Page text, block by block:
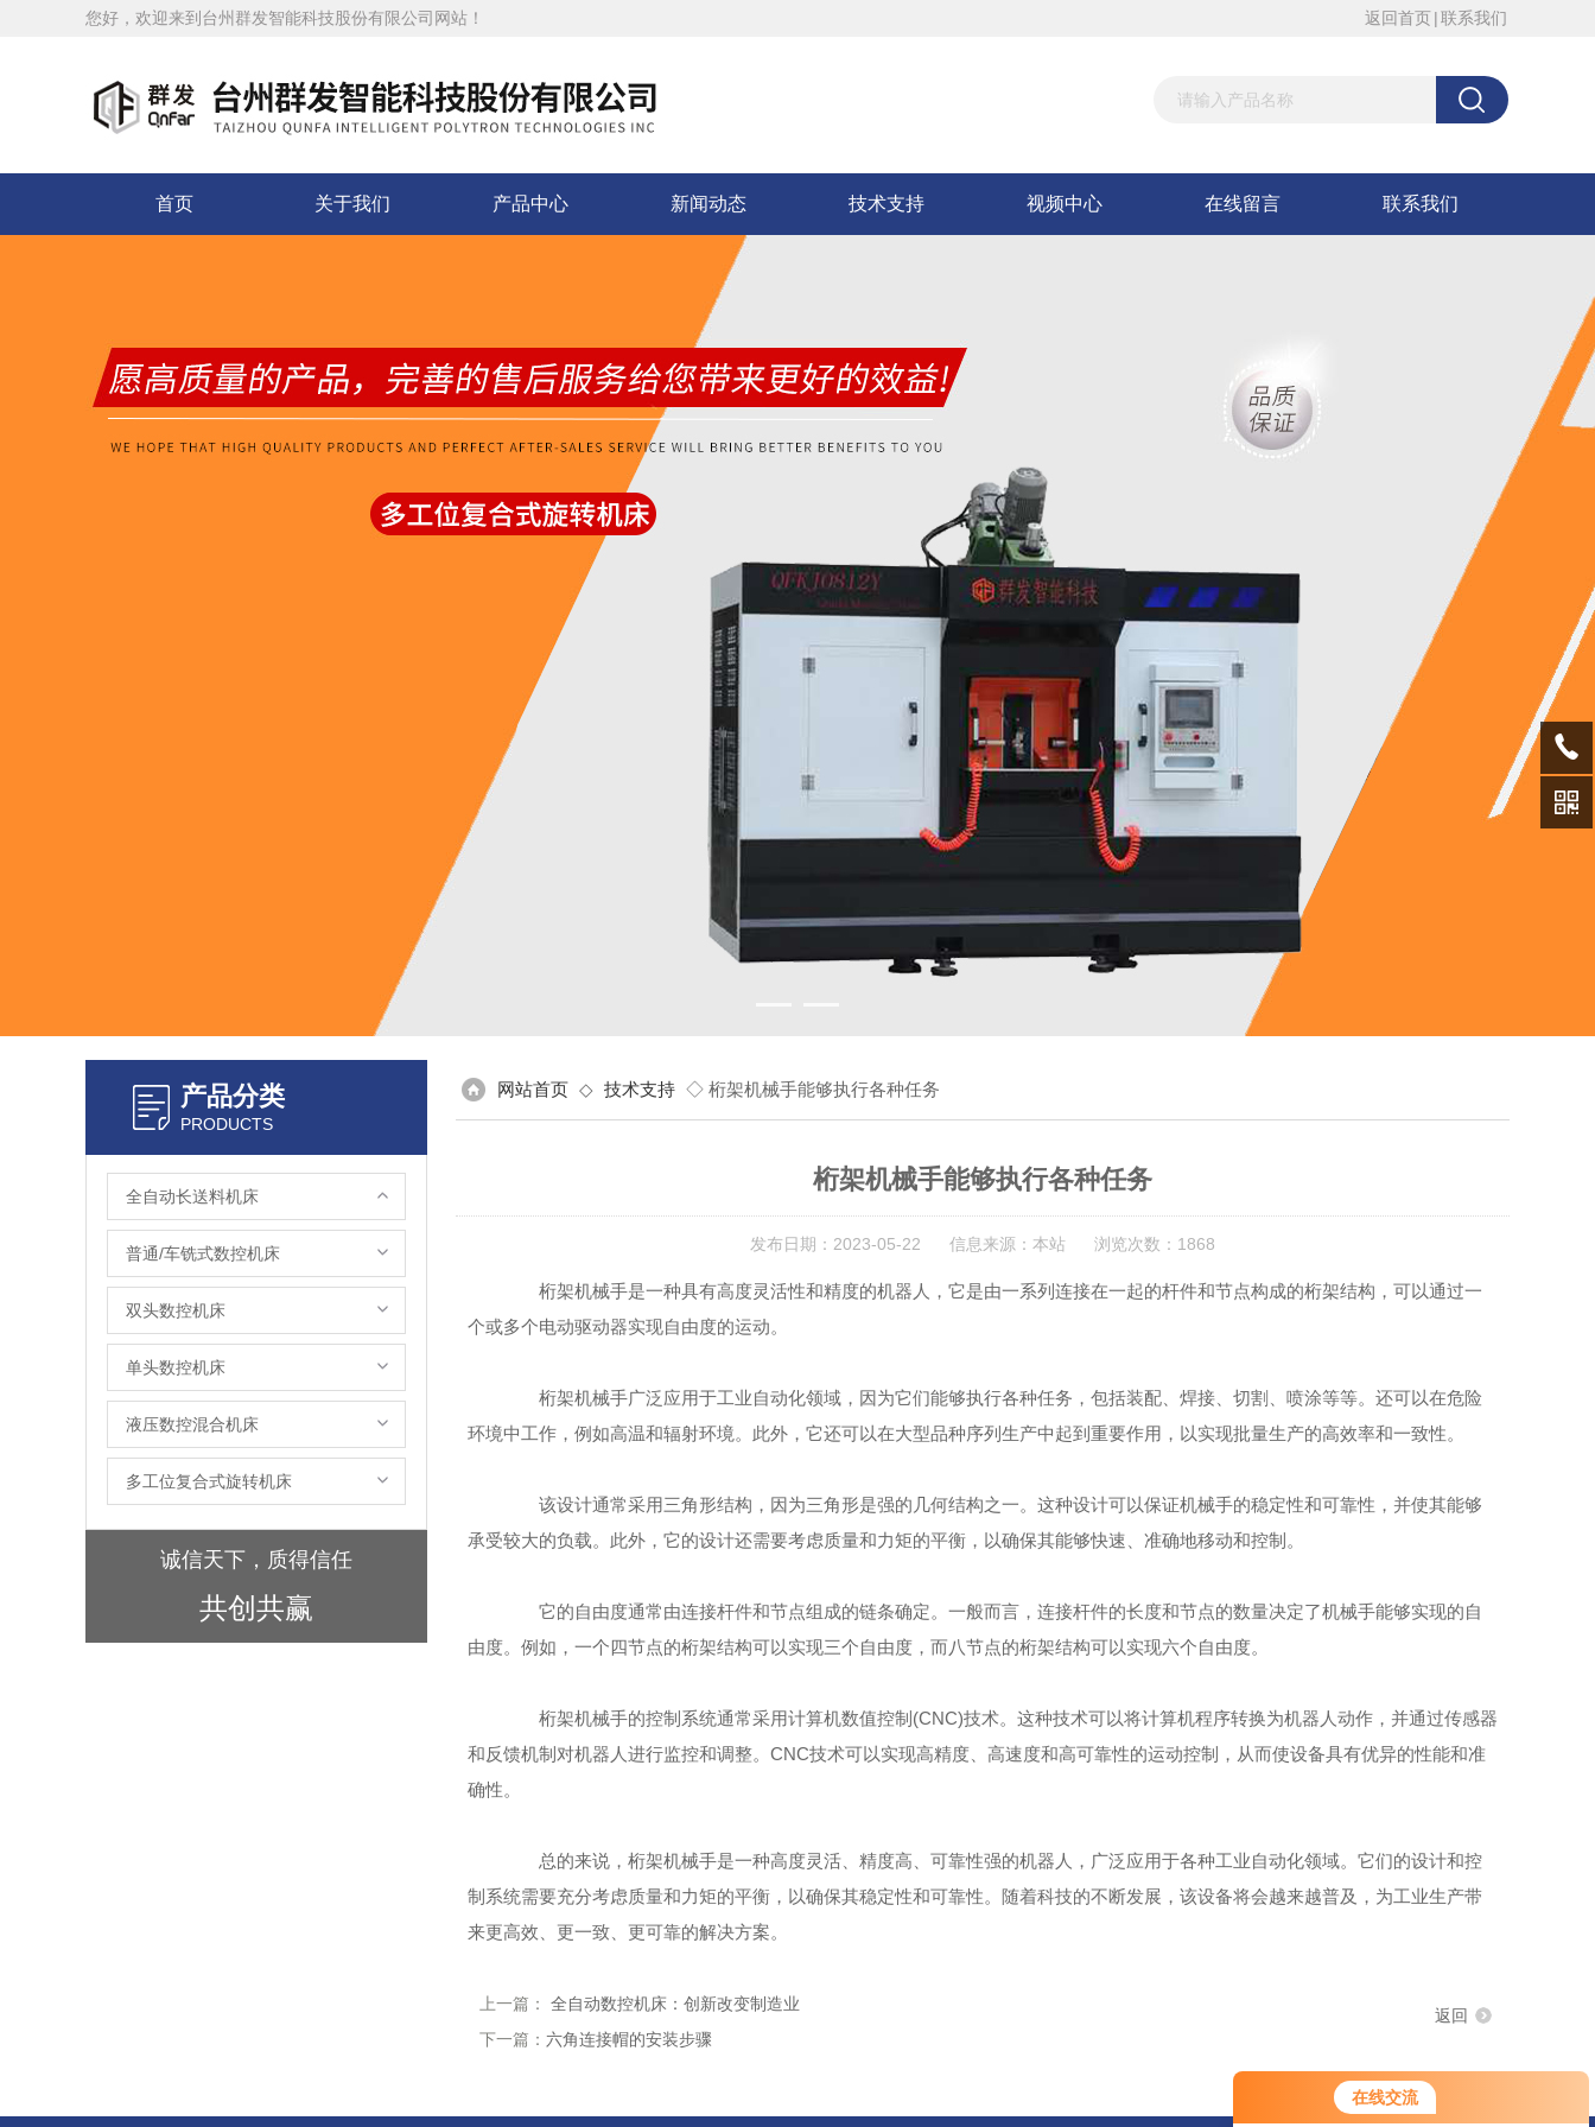
在线交流
您好，欢迎来到台州群发智能科技股份有限公司网站！ 返回首页|联系我们
首页 关于我们 产品中心 新闻动态 技术支持 视频中心 在线留言 联系我们
产品分类
PRODUCTS
全自动长送料机床
普通/车铣式数控机床
双头数控机床
单头数控机床
液压数控混合机床
多工位复合式旋转机床
诚信天下，质得信任
共创共赢
网站首页 ◇ 技术支持 ◇ 桁架机械手能够执行各种任务
桁架机械手能够执行各种任务
发布日期：2023-05-22 信息来源：本站 浏览次数：1868
桁架机械手是一种具有高度灵活性和精度的机器人，它是由一系列连接在一起的杆件和节点构成的桁架结构，可以通过一
个或多个电动驱动器实现自由度的运动。
桁架机械手广泛应用于工业自动化领域，因为它们能够执行各种任务，包括装配、焊接、切割、喷涂等等。还可以在危险
环境中工作，例如高温和辐射环境。此外，它还可以在大型品种序列生产中起到重要作用，以实现批量生产的高效率和一致性。
该设计通常采用三角形结构，因为三角形是强的几何结构之一。这种设计可以保证机械手的稳定性和可靠性，并使其能够
承受较大的负载。此外，它的设计还需要考虑质量和力矩的平衡，以确保其能够快速、准确地移动和控制。
它的自由度通常由连接杆件和节点组成的链条确定。一般而言，连接杆件的长度和节点的数量决定了机械手能够实现的自
由度。例如，一个四节点的桁架结构可以实现三个自由度，而八节点的桁架结构可以实现六个自由度。
桁架机械手的控制系统通常采用计算机数值控制(CNC)技术。这种技术可以将计算机程序转换为机器人动作，并通过传感器
和反馈机制对机器人进行监控和调整。CNC技术可以实现高精度、高速度和高可靠性的运动控制，从而使设备具有优异的性能和准
确性。
总的来说，桁架机械手是一种高度灵活、精度高、可靠性强的机器人，广泛应用于各种工业自动化领域。它们的设计和控
制系统需要充分考虑质量和力矩的平衡，以确保其稳定性和可靠性。随着科技的不断发展，该设备将会越来越普及，为工业生产带
来更高效、更一致、更可靠的解决方案。
上一篇： 全自动数控机床：创新改变制造业
下一篇： 六角连接帽的安装步骤
返回